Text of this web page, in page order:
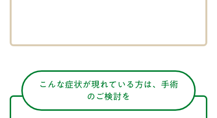
こんな症状が現れている方は、手術
のご検討を